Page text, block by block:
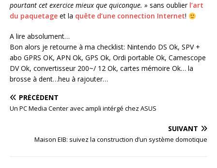
pourtant cet exercice mieux que quiconque. » sans oublier l’art
du paquetage et la quête d’une connection Internet!
A lire absolument…
Bon alors je retourne à ma checklist: Nintendo DS Ok, SPV +
abo GPRS OK, APN Ok, GPS Ok, Ordi portable Ok, Camescope
DV Ok, convertisseur 200~/ 12 Ok, cartes mémoire Ok… la
brosse à dent…heu à rajouter…
PRÉCÉDENT
Un PC Media Center avec ampli intérgé chez ASUS
SUIVANT
Maison EIB: suivez la construction d’un système domotique